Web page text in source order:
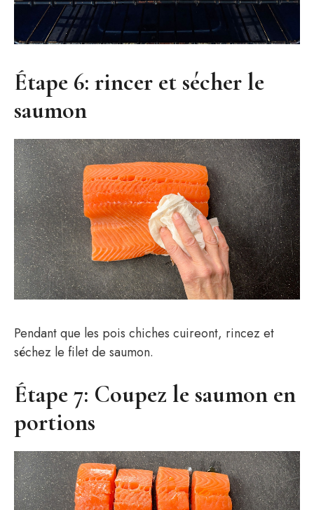
Étape 6: rincer et sécher le
saumon
Pendant que les pois chiches cuireont, rincez et
séchez le filet de saumon.
Étape 7: Coupez le saumon en
portions